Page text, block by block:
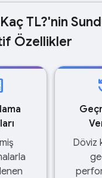
TL?'nin
Özellikler
Döviz